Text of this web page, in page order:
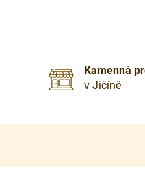
Kamenná
v Jičíně